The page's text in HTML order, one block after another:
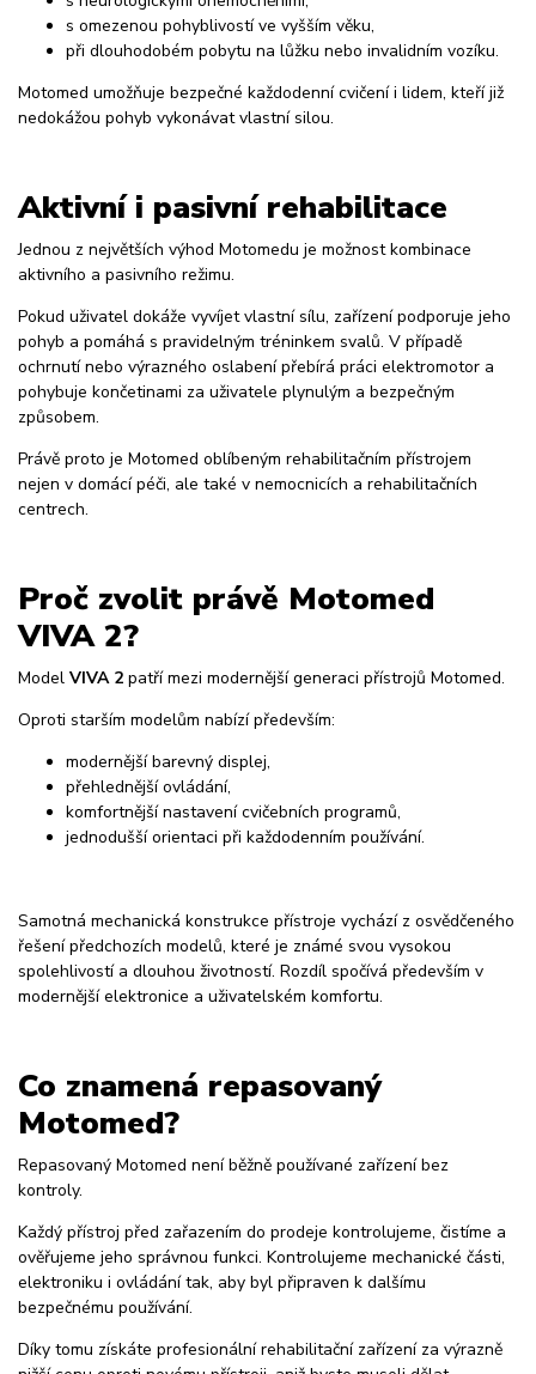
s omezenou pohyblivostí ve vyšším věku,
při dlouhodobém pobytu na lůžku nebo invalidním vozíku.
Motomed umožňuje bezpečné každodenní cvičení i lidem, kteří již
nedokážou pohyb vykonávat vlastní silou.
Aktivní i pasivní rehabilitace
Jednou z největších výhod Motomedu je možnost kombinace
aktivního a pasivního režimu.
Pokud uživatel dokáže vyvíjet vlastní sílu, zařízení podporuje jeho
pohyb a pomáhá s pravidelným tréninkem svalů. V případě
ochrnutí nebo výrazného oslabení přebírá práci elektromotor a
pohybuje končetinami za uživatele plynulým a bezpečným
způsobem.
Právě proto je Motomed oblíbeným rehabilitačním přístrojem
nejen v domácí péči, ale také v nemocnicích a rehabilitačních
centrech.
Proč zvolit právě Motomed
VIVA 2?
Model VIVA 2 patří mezi modernější generaci přístrojů Motomed.
Oproti starším modelům nabízí především:
modernější barevný displej,
přehlednější ovládání,
komfortnější nastavení cvičebních programů,
jednodušší orientaci při každodenním používání.
Samotná mechanická konstrukce přístroje vychází z osvědčeného
řešení předchozích modelů, které je známé svou vysokou
spolehlivostí a dlouhou životností. Rozdíl spočívá především v
modernější elektronice a uživatelském komfortu.
Co znamená repasovaný
Motomed?
Repasovaný Motomed není běžně používané zařízení bez
kontroly.
Každý přístroj před zařazením do prodeje kontrolujeme, čistíme a
ověřujeme jeho správnou funkci. Kontrolujeme mechanické části,
elektroniku i ovládání tak, aby byl připraven k dalšímu
bezpečnému používání.
Díky tomu získáte profesionální rehabilitační zařízení za výrazně